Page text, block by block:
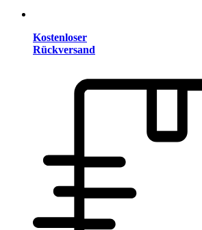
Kostenloser
Rückversand